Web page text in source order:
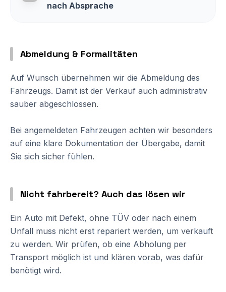
nach Absprache
Abmeldung & Formalitäten
Auf Wunsch übernehmen wir die Abmeldung des
Fahrzeugs. Damit ist der Verkauf auch administrativ
sauber abgeschlossen.
Bei angemeldeten Fahrzeugen achten wir besonders
auf eine klare Dokumentation der Übergabe, damit
Sie sich sicher fühlen.
Nicht fahrbereit? Auch das lösen wir
Ein Auto mit Defekt, ohne TÜV oder nach einem
Unfall muss nicht erst repariert werden, um verkauft
zu werden. Wir prüfen, ob eine Abholung per
Transport möglich ist und klären vorab, was dafür
benötigt wird.